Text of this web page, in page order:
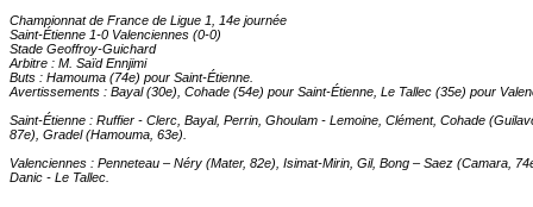
Championnat de France de Ligue 1, 14e journée
Saint-Étienne 1-0 Valenciennes (0-0)
Stade Geoffroy-Guichard
Arbitre : M. Saïd Ennjimi
Buts : Hamouma (74e) pour Saint-Étienne.
Avertissements : Bayal (30e), Cohade (54e) pour Saint-Étienne, Le Tallec (35e) pour
Saint-Étienne : Ruffier - Clerc, Bayal, Perrin, Ghoulam - Lemoine, Clément, Cohade
87e), Gradel (Hamouma, 63e).
Valenciennes : Penneteau – Néry (Mater, 82e), Isimat-Mirin, Gil, Bong – Saez (Camara,
Danic - Le Tallec.